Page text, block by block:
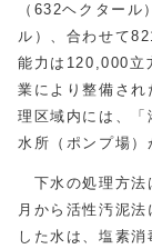
（632ヘクター
ル）、合わせて
能力は120,000立
業により整備さ
理区域内には、
水所（ポンプ場）
下水の処理方法
月から活性汚泥
した水は、塩素消